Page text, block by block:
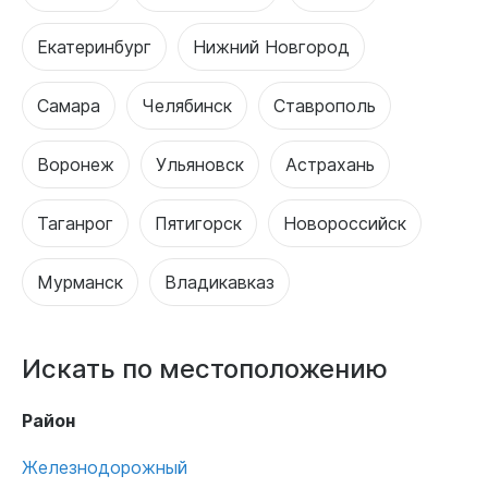
Екатеринбург Нижний Новгород
Самара Челябинск Ставрополь
Воронеж Ульяновск Астрахань
Таганрог Пятигорск Новороссийск
Мурманск Владикавказ
Искать по местоположению
Район
Железнодорожный